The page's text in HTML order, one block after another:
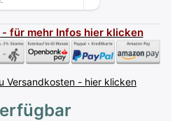
für mehr Infos hier klicken
Versandkosten - hier klicken